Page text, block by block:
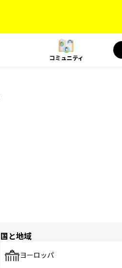
コミュニティ
国と地域
ヨーロッパ